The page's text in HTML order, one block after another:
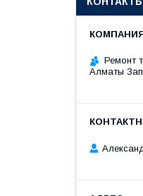
Ремонт
Алматы